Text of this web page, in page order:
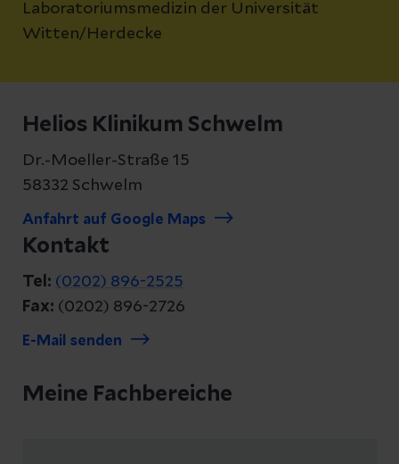
Laboratoriumsmedizin der Universität
Witten/Herdecke
Helios Klinikum Schwelm
Dr.-Moeller-Straße 15
58332 Schwelm
Anfahrt auf Google Maps
Kontakt
Tel: (0202) 896-2525
Fax: (0202) 896-2726
E-Mail senden
Meine Fachbereiche